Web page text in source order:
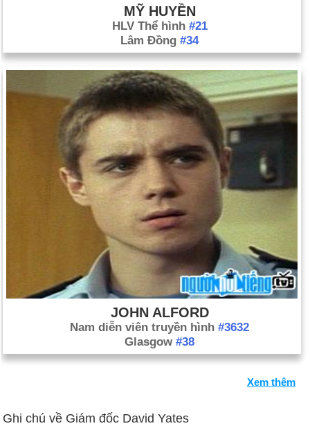
MỸ HUYỀN
HLV Thể hình #21
Lâm Đồng #34
JOHN ALFORD
Nam diễn viên truyền hình #3632
Glasgow #38
Xem thêm
Ghi chú về Giám đốc David Yates